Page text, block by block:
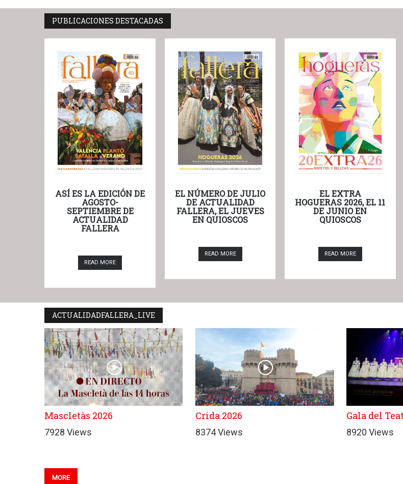
PUBLICACIONES DESTACADAS
ASÍ ES LA EDICIÓN DE
AGOSTO-
SEPTIEMBRE DE
ACTUALIDAD
FALLERA
READ MORE
EL NÚMERO DE JULIO
DE ACTUALIDAD
FALLERA, EL JUEVES
EN QUIOSCOS
READ MORE
EL EXTRA
HOGUERAS 2026, EL 11
DE JUNIO EN
QUIOSCOS
READ MORE
ACTUALIDADFALLERA_LIVE
Mascletàs 2026
7928 Views
Crida 2026
8374 Views
Gala del
8920 Views
MORE